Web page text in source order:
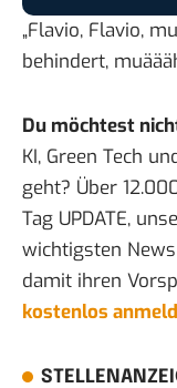
„Flavio, Flavio,
behindert,
Du möchtest
KI, Green Tech
geht? Über
Tag UPDATE,
wichtigsten
damit ihren
kostenlos